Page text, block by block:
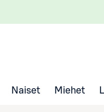
Naiset Miehet